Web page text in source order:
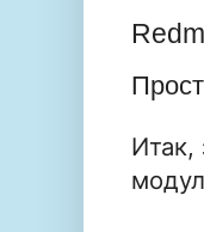
Итак,